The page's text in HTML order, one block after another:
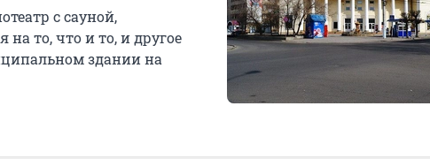
с сауной,
на то, что и то, и другое
здании на